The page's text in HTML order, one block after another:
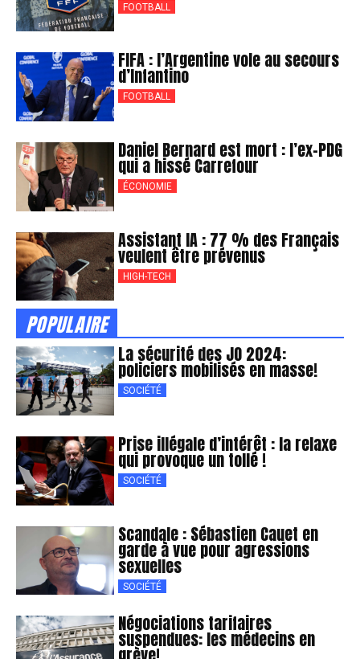
FOOTBALL
FIFA : l’Argentine vole au secours
d’Infantino
FOOTBALL
Daniel Bernard est mort : l’ex-PDG
qui a hissé Carrefour
ÉCONOMIE
Assistant IA : 77 % des Français
veulent être prévenus
HIGH-TECH
POPULAIRE
La sécurité des JO 2024:
policiers mobilisés en masse!
SOCIÉTÉ
Prise illégale d’intérêt : la relaxe
qui provoque un tollé !
SOCIÉTÉ
Scandale : Sébastien Cauet en
garde à vue pour agressions
sexuelles
SOCIÉTÉ
Négociations tarifaires
suspendues: les médecins en